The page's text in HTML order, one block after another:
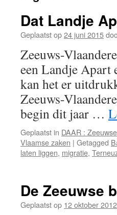
Dat Landje
Geplaatst op24 juni 2015
Zeeuws-
een Landje Apart
kan het er
Zeeuws-
begin dit jaar …
Geplaatst in DAAR :
Vlaamse zaken | Getagged
laten liggen, migratie,
De Zeeuwse
Geplaatst op 12 oktober 2012